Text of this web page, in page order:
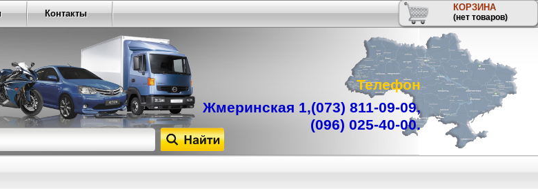
Контакты
КОРЗИНА
(нет товаров)
Телефон
Жмеринская 1,(073) 811-09-09,
(096) 025-40-00.